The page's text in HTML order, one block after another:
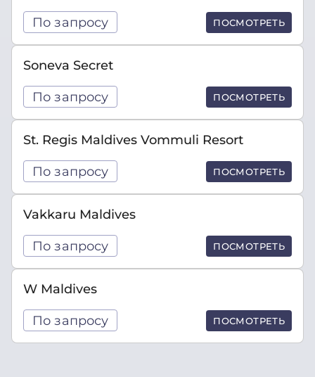
По запросу ПОСМОТРЕТЬ
Soneva Secret
По запросу ПОСМОТРЕТЬ
St. Regis Maldives Vommuli Resort
По запросу ПОСМОТРЕТЬ
Vakkaru Maldives
По запросу ПОСМОТРЕТЬ
W Maldives
По запросу ПОСМОТРЕТЬ